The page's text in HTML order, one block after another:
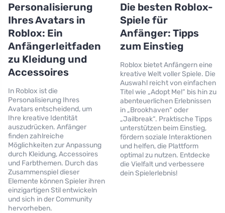
Personalisierung
Ihres Avatars in
Roblox: Ein
Anfängerleitfaden
zu Kleidung und
Accessoires
In Roblox ist die
Personalisierung Ihres
Avatars entscheidend, um
Ihre kreative Identität
auszudrücken. Anfänger
finden zahlreiche
Möglichkeiten zur Anpassung
durch Kleidung, Accessoires
und Farbthemen. Durch das
Zusammenspiel dieser
Elemente können Spieler ihren
einzigartigen Stil entwickeln
und sich in der Community
hervorheben.
Die besten Roblox-
Spiele für
Anfänger: Tipps
zum Einstieg
Roblox bietet Anfängern eine
kreative Welt voller Spiele. Die
Auswahl reicht von einfachen
Titel wie „Adopt Me!“ bis hin zu
abenteuerlichen Erlebnissen
in „Brookhaven“ oder
„Jailbreak“. Praktische Tipps
unterstützen beim Einstieg,
fördern soziale Interaktionen
und helfen, die Plattform
optimal zu nutzen. Entdecke
die Vielfalt und verbessere
dein Spielerlebnis!